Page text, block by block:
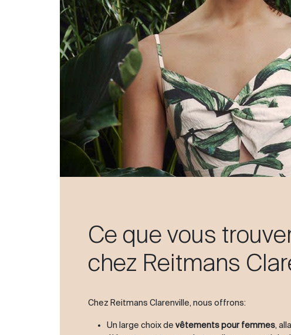
Ce que vous
chez Reitmans
Chez Reitmans Clarenville, nous offrons:
Un large choix de vêtements pour femmes,